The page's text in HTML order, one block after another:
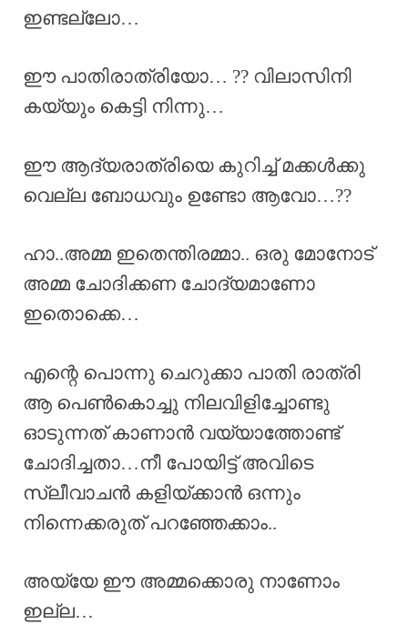
ഇണ്ടല്ലോ…
ഈ പാതിരാത്രിയോ… ?? വിലാസിനി
കയ്യും കെട്ടി നിന്നു…
ഈ ആദ്യരാത്രിയെ കുറിച്ച് മക്കൾക്കു
വെല്ല ബോധവും ഉണ്ടോ ആവോ…??
ഹാ..അമ്മ ഇതെന്തിരമ്മാ.. ഒരു മോനോട്
അമ്മ ചോദിക്കണ ചോദ്യമാണോ
ഇതൊക്കെ…
എന്റെ പൊന്നു ചെറുക്കാ പാതി രാത്രി
ആ പെൺകൊച്ചു നിലവിളിച്ചോണ്ടു
ഓടുന്നത് കാണാൻ വയ്യാത്തോണ്ട്
ചോദിച്ചതാ…നീ പോയിട്ട് അവിടെ
സ്ലീവാചൻ കളിയ്ക്കാൻ ഒന്നും
നിന്നെക്കരുത് പറഞ്ഞേക്കാം..
അയ്യേ ഈ അമ്മക്കൊരു നാണോം
ഇല്ല…